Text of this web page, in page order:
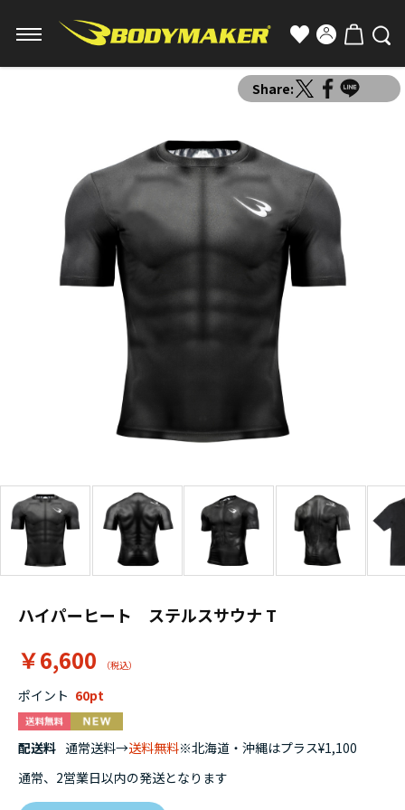
Share:
ハイパーヒート ステルスサウナ T
￥6,600
ポイント 60
配送料 通常送料→送料無料※北海道・沖縄はプラス¥1,100
通常、2営業日以内の発送となります